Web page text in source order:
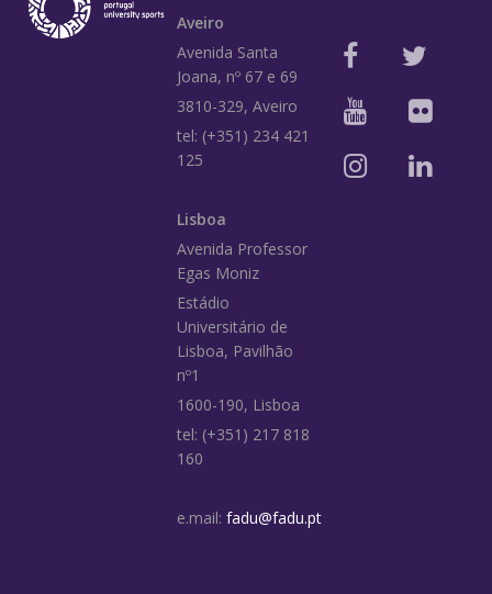
Aveiro
Avenida Santa
Joana, nº 67 e 69
3810-329, Aveiro
tel: (+351) 234 421
125
Lisboa
Avenida Professor
Egas Moniz
Estádio
Universitário de
Lisboa, Pavilhão
nº1
1600-190, Lisboa
tel: (+351) 217 818
160
e.mail: fadu@fadu.pt